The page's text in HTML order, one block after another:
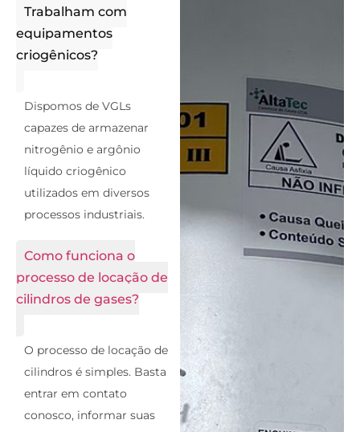
Trabalham com
equipamentos
criogênicos?
Dispomos de VGLs
capazes de armazenar
nitrogênio e argônio
líquido criogênico
utilizados em diversos
processos industriais.
Como funciona o
processo de locação de
cilindros de gases?
O processo de locação de
cilindros é simples. Basta
entrar em contato
conosco, informar suas